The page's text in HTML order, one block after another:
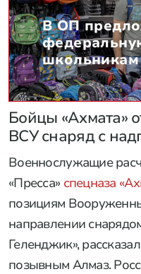
В ОП
школьникам
Бойцы «Ахмата»
ВСУ снаряд с
Военнослужащие
«Пресса» спецназа
позициям
направлении
Геленджик»,
позывным Алмаз.